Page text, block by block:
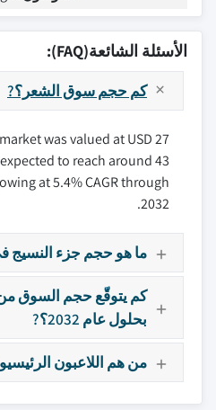
الأسئلة الشائعة(FAQ):
كم حجم سوق الشعر؟?
was valued at USD 27
to reach around 43
at 5.4% CAGR through
2032.
ما هو حجم جزء النسيج
كم يتوقّع حجم السوق
بحلول عام 2032؟?
من هم اللاعبون